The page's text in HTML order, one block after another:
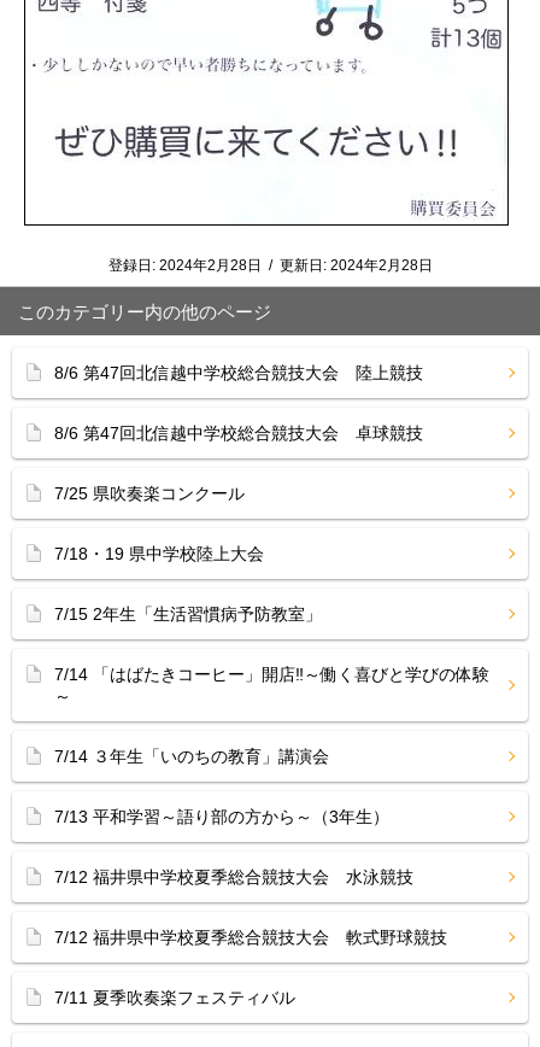
登録日: 2024年2月28日 / 更新日: 2024年2月28日
このカテゴリー内の他のページ
8/6 第47回北信越中学校総合競技大会 陸上競技
8/6 第47回北信越中学校総合競技大会 卓球競技
7/25 県吹奏楽コンクール
7/18・19 県中学校陸上大会
7/15 2年生「生活習慣病予防教室」
7/14 「はばたきコーヒー」開店‼︎～働く喜びと学びの体験
～
7/14 ３年生「いのちの教育」講演会
7/13 平和学習～語り部の方から～（3年生）
7/12 福井県中学校夏季総合競技大会 水泳競技
7/12 福井県中学校夏季総合競技大会 軟式野球競技
7/11 夏季吹奏楽フェスティバル